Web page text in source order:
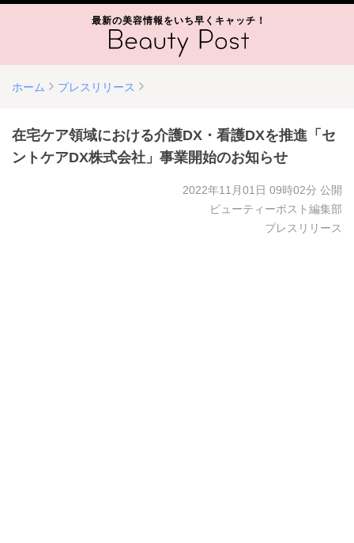
最新の美容情報をいち早くキャッチ！
ホーム プレスリリース
在宅ケア領域における介護DX・看護DXを推進「セ
ントケアDX株式会社」事業開始のお知らせ
2022年11月01日 09時02分 公開
ビューティーポスト編集部
プレスリリース